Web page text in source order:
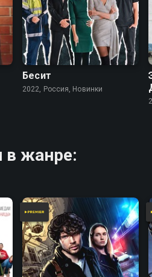
Бесит
2022, Россия, Новинки
в жанре: